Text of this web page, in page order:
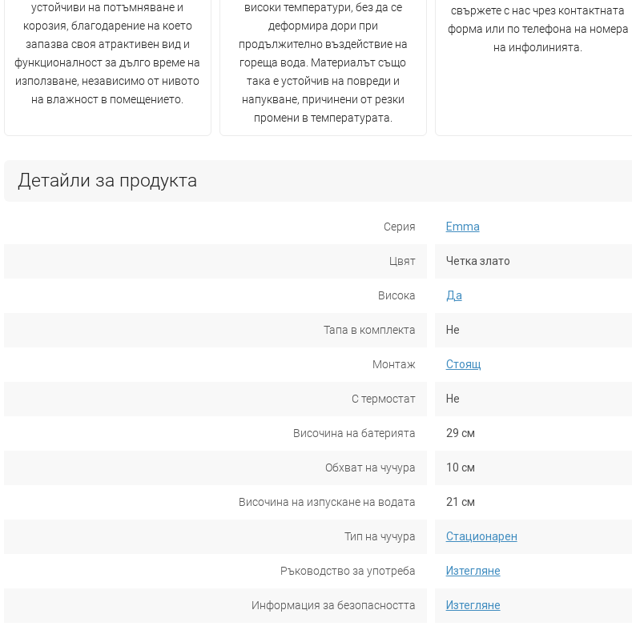
устойчиви на потъмняване и
корозия, благодарение на което
запазва своя атрактивен вид и
функционалност за дълго време на
използване, независимо от нивото
на влажност в помещението.
високи температури, без да се
деформира дори при
продължително въздействие на
гореща вода. Материалът също
така е устойчив на повреди и
напукване, причинени от резки
промени в температурата.
свържете с нас чрез контактната
форма или по телефона на номера
на инфолинията.
Детайли за продукта
Серия Emma
Цвят Четка злато
Висока Да
Тапа в комплекта Не
Монтаж Стоящ
С термостат Не
Височина на батерията 29 см
Обхват на чучура 10 см
Височина на изпускане на водата 21 см
Тип на чучура Стационарен
Ръководство за употреба Изтегляне
Информация за безопасността Изтегляне